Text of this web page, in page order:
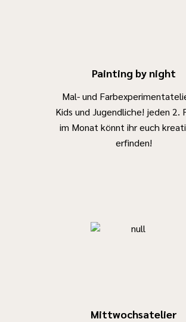
Painting by night
Mal- und
Kids und Jugendliche! jeden 2.
im Monat könnt ihr euch
erfinden!
Mittwochsatelier